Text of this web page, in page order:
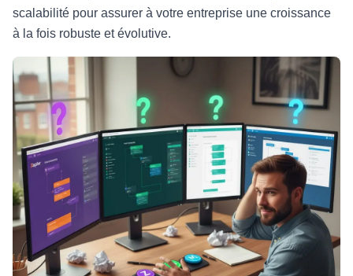
scalabilité pour assurer à votre entreprise une croissance
à la fois robuste et évolutive.